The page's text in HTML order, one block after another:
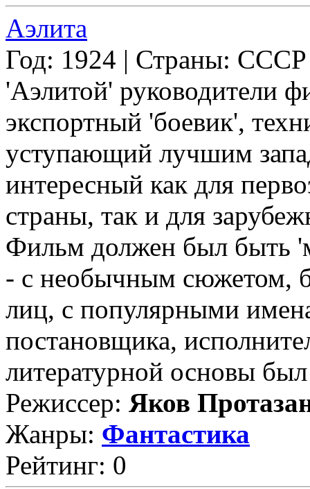
Аэлита
Год: 1924 | Страны: СССР
'Аэлитой' руководители
экспортный 'боевик',
уступающий лучшим
интересный как для
страны, так и для
Фильм должен был быть
- с необычным сюжетом,
лиц, с популярными
постановщика,
литературной основы был
Режиссер: Яков
Жанры: Фантастика
Рейтинг: 0